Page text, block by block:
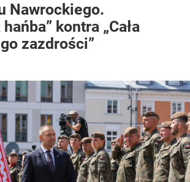
Nawrockiego.
kontra „Cała
zazdrości”